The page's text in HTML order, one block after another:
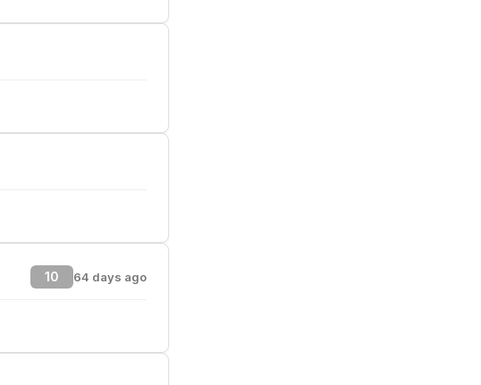
10 64 days ago